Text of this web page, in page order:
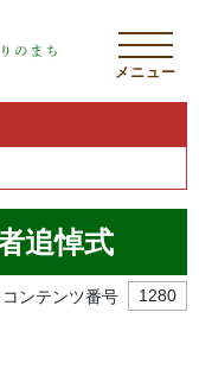
メニュー
追悼式
コンテンツ番号 1280